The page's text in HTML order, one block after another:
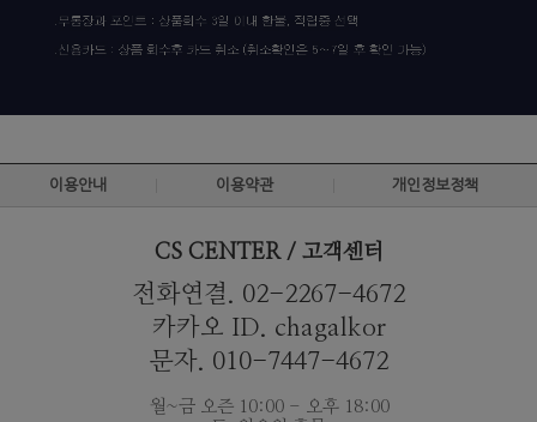
이용안내 이용약관 개인정보정책
CS CENTER / 고객센터
전화연결. 02-2267-4672
카카오 ID. chagalkor
문자. 010-7447-4672
월~금 오즌 10:00 - 오후 18:00